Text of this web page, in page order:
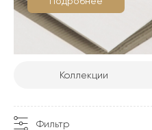
Коллекции
Фильтр